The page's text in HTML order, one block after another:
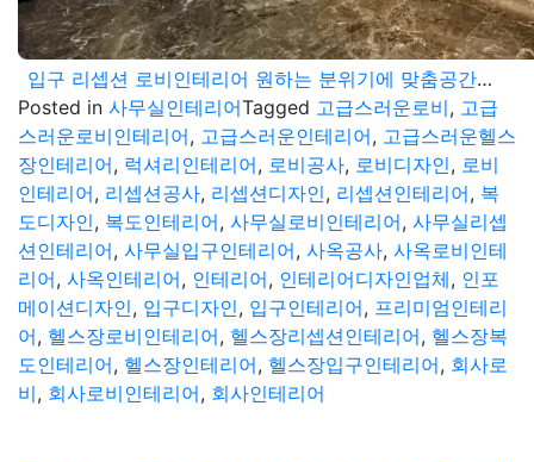
입구 리셉션 로비인테리어 원하는 분위기에 맞춤공간으로
Posted in 사무실인테리어Tagged 고급스러운로비, 고급
스러운로비인테리어, 고급스러운인테리어, 고급스러운헬스
장인테리어, 럭셔리인테리어, 로비공사, 로비디자인, 로비
인테리어, 리셉션공사, 리셉션디자인, 리셉션인테리어, 복
도디자인, 복도인테리어, 사무실로비인테리어, 사무실리셉
션인테리어, 사무실입구인테리어, 사옥공사, 사옥로비인테
리어, 사옥인테리어, 인테리어, 인테리어디자인업체, 인포
메이션디자인, 입구디자인, 입구인테리어, 프리미엄인테리
어, 헬스장로비인테리어, 헬스장리셉션인테리어, 헬스장복
도인테리어, 헬스장인테리어, 헬스장입구인테리어, 회사로
비, 회사로비인테리어, 회사인테리어